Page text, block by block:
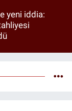
yeni iddia: